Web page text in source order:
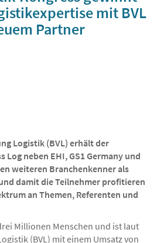
Kongress gewinnt
mit BVL
Logistik (BVL) erhält der
neben EHI, GS1 Germany und
weiteren Branchenkenner als
damit die Teilnehmer profitieren
an Themen, Referenten und